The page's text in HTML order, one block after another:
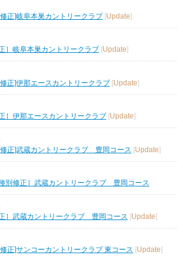
正]岐阜本巣カントリークラブ [Update]
］岐阜本巣カントリークラブ
Update
正]伊那エースカントリークラブ [Update]
］伊那エースカントリークラブ
Update
正]武蔵カントリークラブ 豊岡コース [Update]
種別修正］武蔵カントリークラブ 豊岡コース
正］武蔵カントリークラブ 豊岡コース [Update]
正]サンコーカントリークラブ 東コース [Update]